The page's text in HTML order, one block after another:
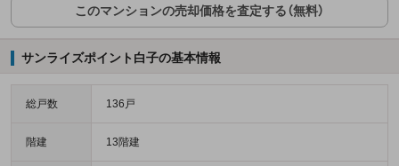
このマンションの売却価格を査定する（無料）
サンライズポイント白子の基本情報
総戸数 136戸
階建 13階建